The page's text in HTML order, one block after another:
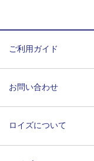
ご利用ガイド
お問い合わせ
ロイズについて